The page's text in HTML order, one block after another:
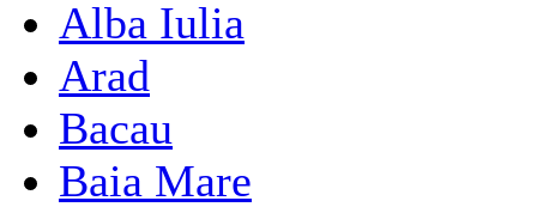
Alba Iulia
Arad
Bacau
Baia Mare